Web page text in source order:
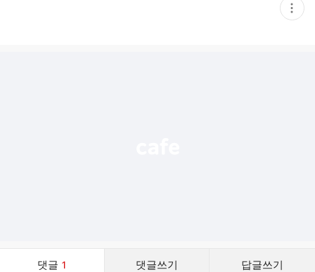
현
재
댓글 1 댓글쓰기 답글쓰기